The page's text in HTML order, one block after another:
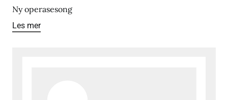
Ny operasesong
Les mer